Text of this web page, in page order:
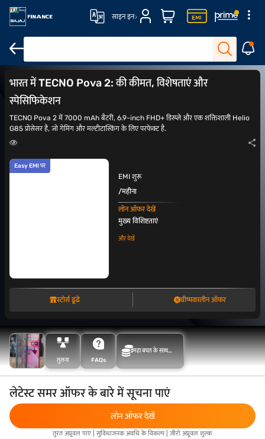
साइन इन
Tecno पोवा 5 TECNO Pova TECNO Camon 20 Pro
भारत में TECNO Pova 2: की कीमत, विशेषताएं और
स्पेसिफिकेशन
TECNO Pova 2 में 7000 mAh बैटरी, 6.9-inch FHD+ डिस्प्ले और एक शक्तिशाली Helio
G85 प्रोसेसर है, जो गेमिंग और मल्टीटास्किंग के लिए परफेक्ट है.
Easy EMI पर
EMI शुरू
/महीना
लोन ऑफर देखें
मुख्य विशिष्टताएं
और देखें
स्टोर्स ढूंढें ग्रीष्मकालीन ऑफर
तुलना FAQs
महा बचत के साथ
लेटेस्ट समर ऑफर के बारे में सूचना पाएं
लोन ऑफर देखें
तुरंत अप्रूवल पाएं | सुविधाजनक अवधि के विकल्प | ज़ीरो अप्रूवल शुल्क